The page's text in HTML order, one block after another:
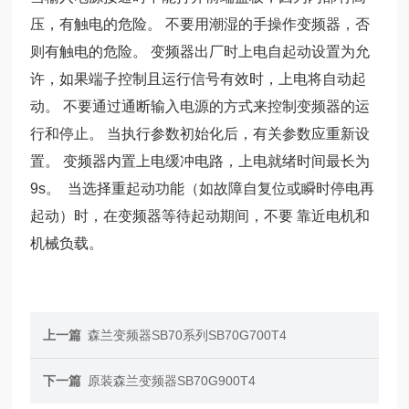
压，有触电的危险。 不要用潮湿的手操作变频器，否
则有触电的危险。 变频器出厂时上电自起动设置为允
许，如果端子控制且运行信号有效时，上电将自动起
动。 不要通过通断输入电源的方式来控制变频器的运
行和停止。 当执行参数初始化后，有关参数应重新设
置。 变频器内置上电缓冲电路，上电就绪时间最长为
9s。 当选择重起动功能（如故障自复位或瞬时停电再
起动）时，在变频器等待起动期间，不要 靠近电机和
机械负载。
上一篇 森兰变频器SB70系列SB70G700T4
下一篇 原装森兰变频器SB70G900T4